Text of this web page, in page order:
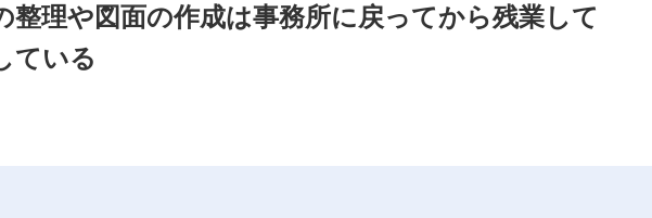
整理や図面の作成は事務所に戻ってから残業して
ている